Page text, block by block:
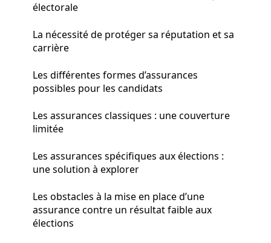
électorale
La nécessité de protéger sa réputation et sa
carrière
Les différentes formes d’assurances
possibles pour les candidats
Les assurances classiques : une couverture
limitée
Les assurances spécifiques aux élections :
une solution à explorer
Les obstacles à la mise en place d’une
assurance contre un résultat faible aux
élections